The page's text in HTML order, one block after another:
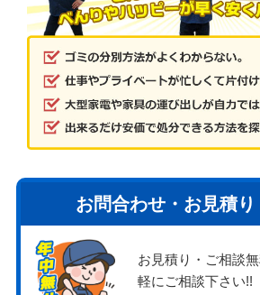
お問合わせ・お見積
お見積り・ご相談
軽にご相談下さい!!